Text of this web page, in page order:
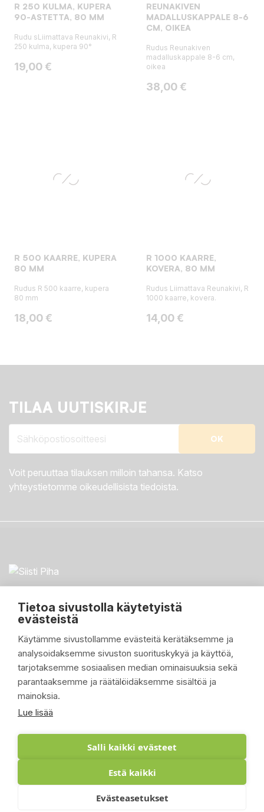
Tietoa sivustolla käytetyistä
evästeistä
Käytämme sivustollamme evästeitä kerätäksemme ja
analysoidaksemme sivuston suorituskykyä ja käyttöä,
tarjotaksemme sosiaalisen median ominaisuuksia sekä
parantaaksemme ja räätälöidäksemme sisältöä ja
mainoksia.
Lue lisää
Salli kaikki evästeet
Estä kaikki
Evästeasetukset
R 250 KULMA, KUPERA
90-ASTETTA, 80 MM
Rudu sLiimattava Reunakivi, R
250 kulma, kupera 90°
Hinta
19,00 €
REUNAKIVEN
MADALLUSKAPPALE 8-6
CM, OIKEA
Rudus Reunakiven
madalluskappale 8-6 cm,
oikea
Hinta
38,00 €
R 500 KAARRE, KUPERA
80 MM
Rudus R 500 kaarre, kupera
80 mm
Hinta
18,00 €
R 1000 KAARRE,
KOVERA, 80 MM
Rudus Liimattava Reunakivi, R
1000 kaarre, kovera.
Hinta
14,00 €
TILAA UUTISKIRJE
Voit peruuttaa tilauksen milloin tahansa. Katso
yhteystietomme oikeudellisista tiedoista.
PIKALINKIT
TUOTTEET

© 2026 - Suomen Siisti Piha Oy - Toteutus: